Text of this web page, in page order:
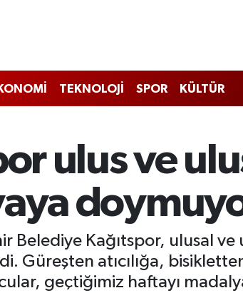
TEKNOLOJİ SPOR KÜLTÜR
ulus ve
Belediye Kağıtspor, ulusal
Güreşten atıcılığa,
geçtiğimiz haftayı